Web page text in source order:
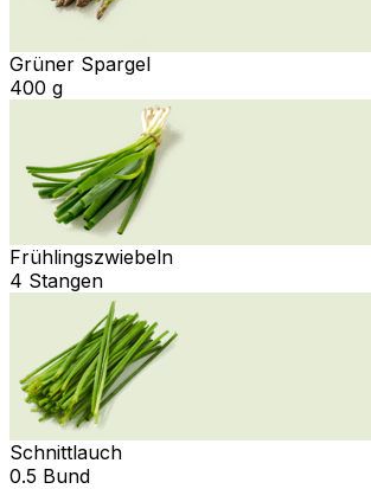
Grüner Spargel
400 g
Frühlingszwiebeln
4 Stangen
Schnittlauch
0.5 Bund